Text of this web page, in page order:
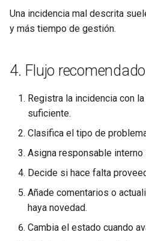
Una incidencia mal descrita
y más tiempo de gestión.
4. Flujo recomendado
Registra la incidencia con
suficiente.
Clasifica el tipo de
Asigna responsable interno
Decide si hace falta
Añade comentarios o
haya novedad.
Cambia el estado cuando